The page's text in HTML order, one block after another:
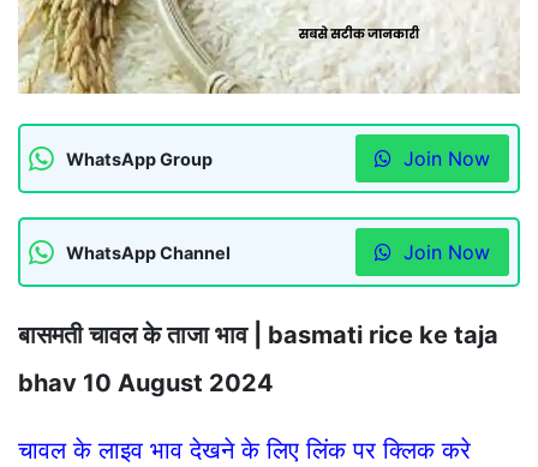
WhatsApp Group Join Now
WhatsApp Channel Join Now
बासमती चावल के ताजा भाव | basmati rice ke taja
bhav 10 August 2024
चावल के लाइव भाव देखने के लिए लिंक पर क्लिक करे